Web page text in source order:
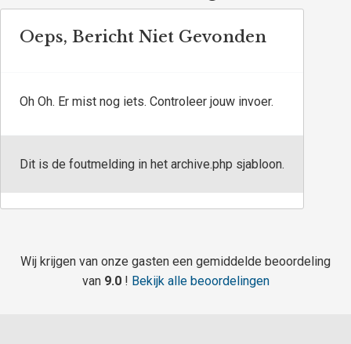
Oeps, Bericht Niet Gevonden
Oh Oh. Er mist nog iets. Controleer jouw invoer.
Dit is de foutmelding in het archive.php sjabloon.
Wij krijgen van onze gasten een gemiddelde beoordeling
van 9.0 ! Bekijk alle beoordelingen